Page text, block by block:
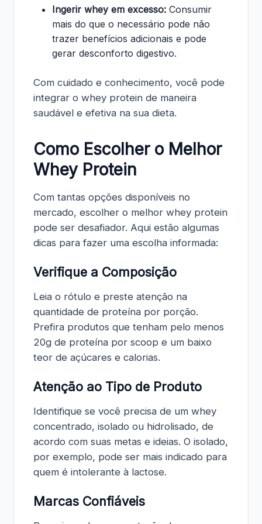
Ingerir whey em excesso: Consumir
mais do que o necessário pode não
trazer benefícios adicionais e pode
gerar desconforto digestivo.
Com cuidado e conhecimento, você pode
integrar o whey protein de maneira
saudável e efetiva na sua dieta.
Como Escolher o Melhor
Whey Protein
Com tantas opções disponíveis no
mercado, escolher o melhor whey protein
pode ser desafiador. Aqui estão algumas
dicas para fazer uma escolha informada:
Verifique a Composição
Leia o rótulo e preste atenção na
quantidade de proteína por porção.
Prefira produtos que tenham pelo menos
20g de proteína por scoop e um baixo
teor de açúcares e calorias.
Atenção ao Tipo de Produto
Identifique se você precisa de um whey
concentrado, isolado ou hidrolisado, de
acordo com suas metas e ideias. O isolado,
por exemplo, pode ser mais indicado para
quem é intolerante à lactose.
Marcas Confiáveis